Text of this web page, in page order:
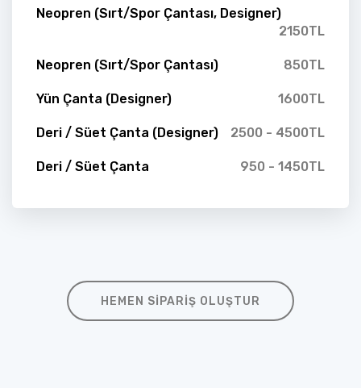
Neopren (Sırt/Spor Çantası, Designer)
2150TL
Neopren (Sırt/Spor Çantası) 850TL
Yün Çanta (Designer) 1600TL
Deri / Süet Çanta (Designer) 2500 - 4500TL
Deri / Süet Çanta 950 - 1450TL
HEMEN SIPARIŞ OLUŞTUR